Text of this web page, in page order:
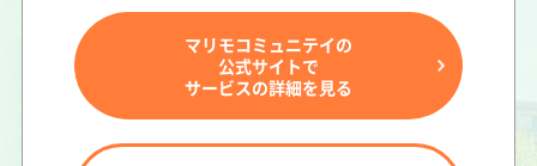
マリモコミュニテイの
公式サイトで
サービスの詳細を見る